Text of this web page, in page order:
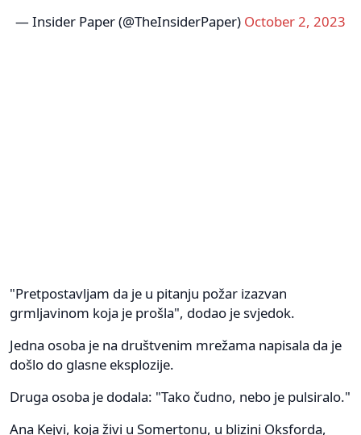
— Insider Paper (@TheInsiderPaper) October 2, 2023
"Pretpostavljam da je u pitanju požar izazvan
grmljavinom koja je prošla", dodao je svjedok.
Jedna osoba je na društvenim mrežama napisala da je
došlo do glasne eksplozije.
Druga osoba je dodala: "Tako čudno, nebo je pulsiralo."
Ana Kejvi, koja živi u Somertonu, u blizini Oksforda,